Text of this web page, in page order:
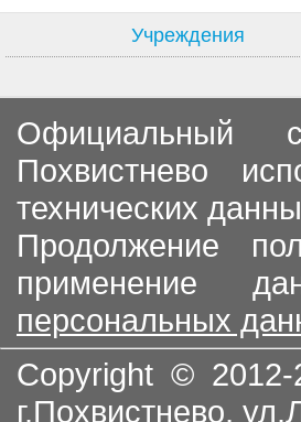
Учреждения
Официальный
Похвистнево
технических
Продолжение
применение
персональных
Copyright © 2012-
г.Похвистнево,